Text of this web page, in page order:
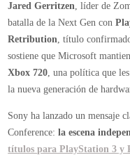
creador
de
Blacklight
Retribution
asegura
que
Xbox
720
está
Jared Gerritzen, líder de
batalla de la Next Gen con
Retribution, título
sostiene que Microsoft
Xbox 720, una política que
la nueva generación de
Sony ha lanzado un mensaje
Conference:la escena
títulos para PlayStation 3 y